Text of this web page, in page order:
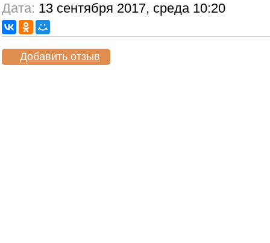
Дата: 13 сентября 2017, среда 10:20
Добавить отзыв